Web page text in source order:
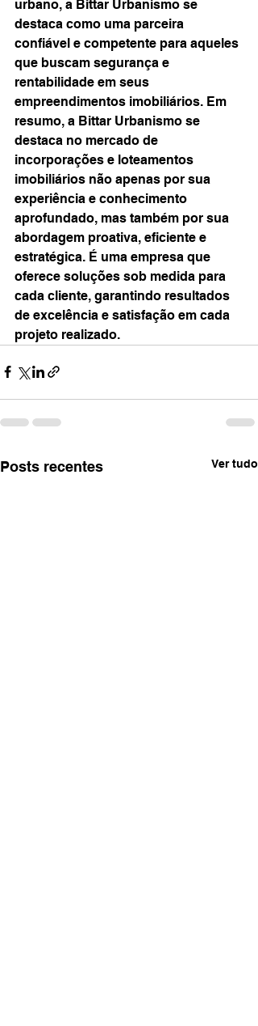
urbano, a Bittar Urbanismo se
destaca como uma parceira
confiável e competente para aqueles
que buscam segurança e
rentabilidade em seus
empreendimentos imobiliários. Em
resumo, a Bittar Urbanismo se
destaca no mercado de
incorporações e loteamentos
imobiliários não apenas por sua
experiência e conhecimento
aprofundado, mas também por sua
abordagem proativa, eficiente e
estratégica. É uma empresa que
oferece soluções sob medida para
cada cliente, garantindo resultados
de excelência e satisfação em cada
projeto realizado.
Posts recentes Ver tudo